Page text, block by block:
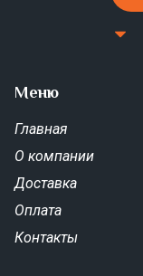
Меню
Главная
О компании
Доставка
Оплата
Контакты